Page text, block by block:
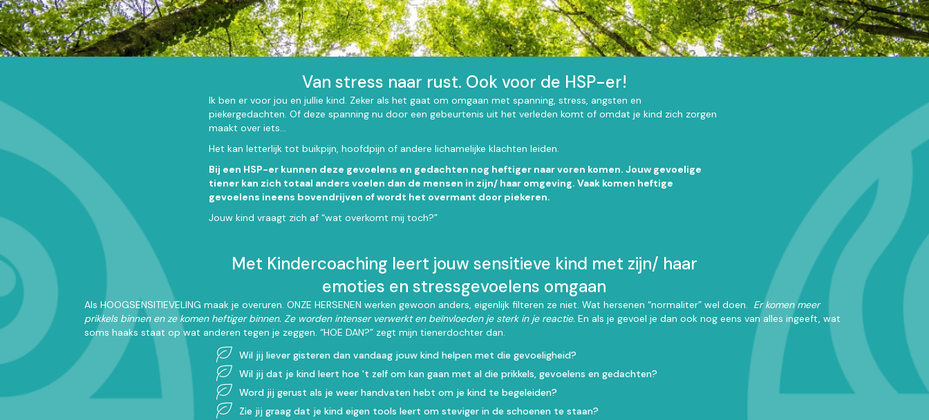
Van stress naar rust. Ook voor de HSP-er!
Ik ben er voor jou en jullie kind. Zeker als het gaat om omgaan met spanning, stress, angsten en
piekergedachten. Of deze spanning nu door een gebeurtenis uit het verleden komt of omdat je kind zich zorgen
maakt over iets...
Het kan letterlijk tot buikpijn, hoofdpijn of andere lichamelijke klachten leiden.
Bij een HSP-er kunnen deze gevoelens en gedachten nog heftiger naar voren komen. Jouw gevoelige
tiener kan zich totaal anders voelen dan de mensen in zijn/ haar omgeving. Vaak komen heftige
gevoelens ineens bovendrijven of wordt het overmant door piekeren.
Jouw kind vraagt zich af “wat overkomt mij toch?”
Met Kindercoaching leert jouw sensitieve kind met zijn/ haar
emoties en stressgevoelens omgaan
Als HOOGSENSITIEVELING maak je overuren. ONZE HERSENEN werken gewoon anders, eigenlijk filteren ze niet. Wat hersenen “normaliter” wel doen. Er komen meer
prikkels binnen en ze komen heftiger binnen. Ze worden intenser verwerkt en beïnvloeden je sterk in je reactie. En als je gevoel je dan ook nog eens van alles ingeeft, wat
soms haaks staat op wat anderen tegen je zeggen. “HOE DAN?” zegt mijn tienerdochter dan.
Wil jij liever gisteren dan vandaag jouw kind helpen met die gevoeligheid?
Wil jij dat je kind leert hoe 't zelf om kan gaan met al die prikkels, gevoelens en gedachten?
Word jij gerust als je weer handvaten hebt om je kind te begeleiden?
Zie jij graag dat je kind eigen tools leert om steviger in de schoenen te staan?